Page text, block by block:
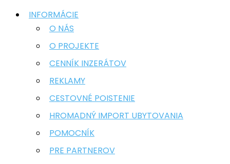
INFORMÁCIE
O NÁS
O PROJEKTE
CENNÍK INZERÁTOV
REKLAMY
CESTOVNÉ POISTENIE
HROMADNÝ IMPORT UBYTOVANIA
POMOCNÍK
PRE PARTNEROV